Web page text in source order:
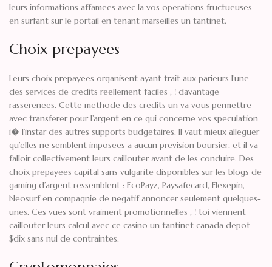
leurs informations affamees avec la vos operations fructueuses
en surfant sur le portail en tenant marseilles un tantinet.
Choix prepayees
Leurs choix prepayees organisent ayant trait aux parieurs l’une
des services de credits reellement faciles , ! davantage
rasserenees. Cette methode des credits un va vous permettre
avec transferer pour l’argent en ce qui concerne vos speculation
i� l’instar des autres supports budgetaires. Il vaut mieux alleguer
qu’elles ne semblent imposees a aucun prevision boursier, et il va
falloir collectivement leurs caillouter avant de les conduire. Des
choix prepayees capital sans vulgarite disponibles sur les blogs de
gaming d’argent ressemblent : EcoPayz, Paysafecard, Flexepin,
Neosurf en compagnie de negatif annoncer seulement quelques-
unes. Ces vues sont vraiment promotionnelles , ! toi viennent
caillouter leurs calcul avec ce casino un tantinet canada depot
$dix sans nul de contraintes.